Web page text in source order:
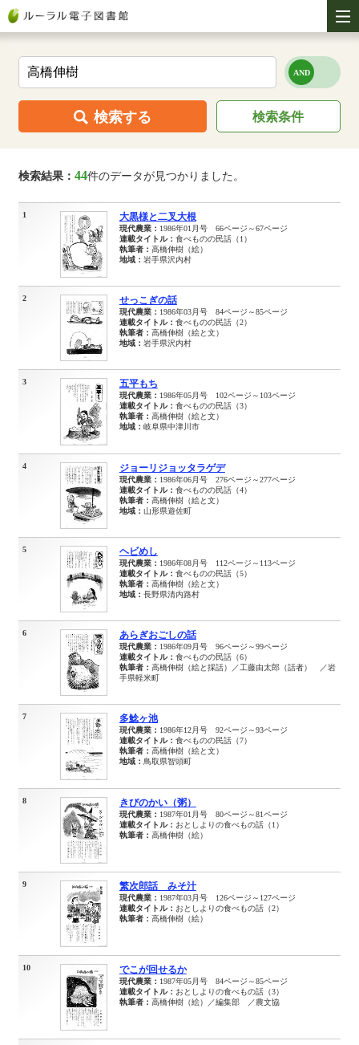
検索する 検索条件
検索結果： 44件のデータが見つかりました。
1 大黒様と二叉大根
現代農業： 1986年01月号 66ページ～67ページ
連載タイトル： 食べものの民話（1）
執筆者： 高橋伸樹（絵）
地域： 岩手県沢内村
2 せっこぎの話
現代農業： 1986年03月号 84ページ～85ページ
連載タイトル： 食べものの民話（2）
執筆者： 高橋伸樹（絵と文）
地域： 岩手県沢内村
3 五平もち
現代農業： 1986年05月号 102ページ～103ページ
連載タイトル： 食べものの民話（3）
執筆者： 高橋伸樹（絵と文）
地域： 岐阜県中津川市
4 ジョーリジョッタラゲデ
現代農業： 1986年06月号 276ページ～277ページ
連載タイトル： 食べものの民話（4）
執筆者： 高橋伸樹（絵と文）
地域： 山形県遊佐町
5 ヘビめし
現代農業： 1986年08月号 112ページ～113ページ
連載タイトル： 食べものの民話（5）
執筆者： 高橋伸樹（絵と文）
地域： 長野県清内路村
6 あらぎおごしの話
現代農業： 1986年09月号 96ページ～99ページ
連載タイトル： 食べものの民話（6）
執筆者： 高橋伸樹（絵と採話）／工藤由太郎（話者） ／岩
手県軽米町
7 多鯰ヶ池
現代農業： 1986年12月号 92ページ～93ページ
連載タイトル： 食べものの民話（7）
執筆者： 高橋伸樹（絵と文）
地域： 鳥取県智頭町
8 きびのかい（粥）
現代農業： 1987年01月号 80ページ～81ページ
連載タイトル： おとしよりの食べもの話（1）
執筆者： 高橋伸樹（絵）
9 繁次郎話 みそ汁
現代農業： 1987年03月号 126ページ～127ページ
連載タイトル： おとしよりの食べもの話（2）
執筆者： 高橋伸樹（絵）
10 でこが回せるか
現代農業： 1987年05月号 84ページ～85ページ
連載タイトル： おとしよりの食べもの話（3）
執筆者： 高橋伸樹（絵）／編集部 ／農文協